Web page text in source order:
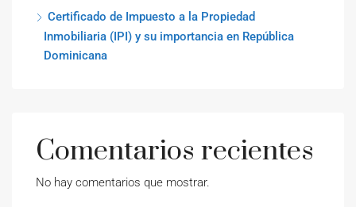
Certificado de Impuesto a la Propiedad
Inmobiliaria (IPI) y su importancia en República
Dominicana
Comentarios recientes
No hay comentarios que mostrar.